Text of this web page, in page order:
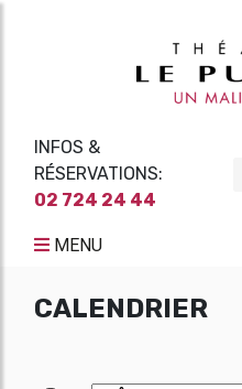
INFOS &
RÉSERVATIONS:
02 724 24 44
MENU
CALENDRIER